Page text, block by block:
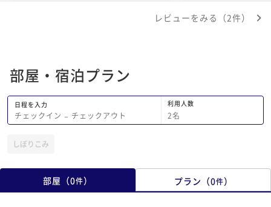
ワーだけというのはきついので、本当に
助かりました。 ありがとうございま
す。 今回は洋室のベッドルームでした
が、またいつか、広い和室に泊ってみた
いです。 帰りに、モネの池も見てきま
箱から出しておいて
抜群に美味しかった。 どれをとって
とても心地よい、ス
ただきました。 ぜひ
レビューをみる（2件）
部屋・宿泊プラン
日程を入力
チェックイン − チェックアウト
利用人数
2名
しぼりこみ
部屋 （0件） プラン （0件）